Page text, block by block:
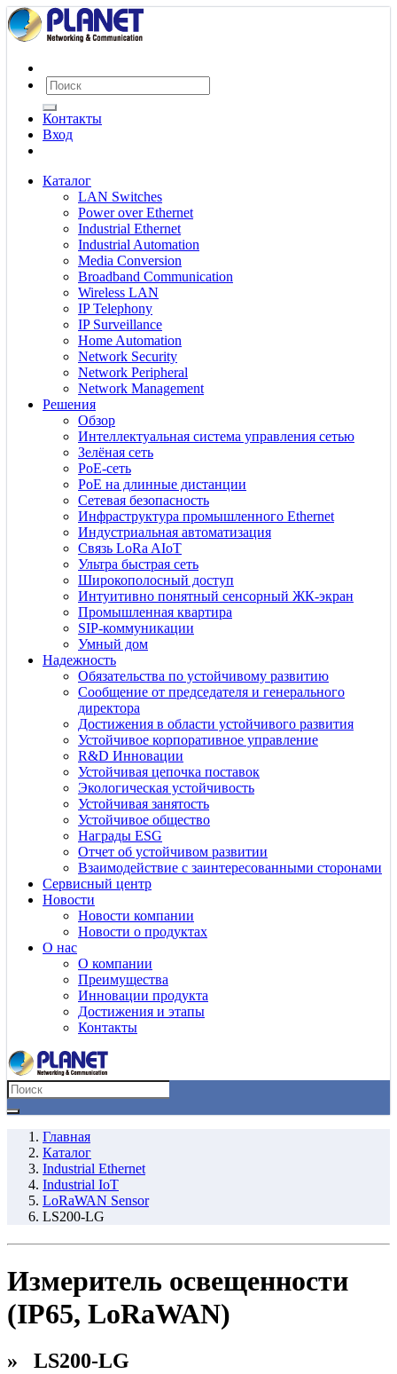
Контакты
Вход
Каталог
LAN Switches
Power over Ethernet
Industrial Ethernet
Industrial Automation
Media Conversion
Broadband Communication
Wireless LAN
IP Telephony
IP Surveillance
Home Automation
Network Security
Network Peripheral
Network Management
Решения
Обзор
Интеллектуальная система управления сетью
Зелёная сеть
PoE-сеть
PoE на длинные дистанции
Сетевая безопасность
Инфраструктура промышленного Ethernet
Индустриальная автоматизация
Связь LoRa AIoT
Ультра быстрая сеть
Широкополосный доступ
Интуитивно понятный сенсорный ЖК-экран
Промышленная квартира
SIP-коммуникации
Умный дом
Надежность
Обязательства по устойчивому развитию
Сообщение от председателя и генерального
директора
Достижения в области устойчивого развития
Устойчивое корпоративное управление
R&D Инновации
Устойчивая цепочка поставок
Экологическая устойчивость
Устойчивая занятость
Устойчивое общество
Награды ESG
Отчет об устойчивом развитии
Взаимодействие с заинтересованными сторонами
Сервисный центр
Новости
Новости компании
Новости о продуктах
О нас
О компании
Преимущества
Инновации продукта
Достижения и этапы
Контакты
Главная
Каталог
Industrial Ethernet
Industrial IoT
LoRaWAN Sensor
LS200-LG
Измеритель освещенности
(IP65, LoRaWAN)
» LS200-LG